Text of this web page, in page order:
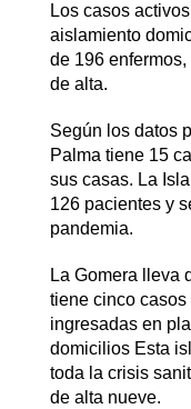
Los casos
aislamiento
de 196
de alta.
Según los datos
Palma tiene 15
sus casas. La
126 pacientes y
pandemia.
La Gomera lleva
tiene cinco
ingresadas en
domicilios Esta
toda la crisis
de alta nueve.